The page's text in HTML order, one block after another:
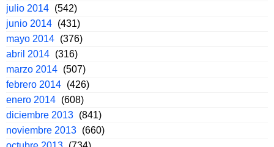
julio 2014 (542)
junio 2014 (431)
mayo 2014 (376)
abril 2014 (316)
marzo 2014 (507)
febrero 2014 (426)
enero 2014 (608)
diciembre 2013 (841)
noviembre 2013 (660)